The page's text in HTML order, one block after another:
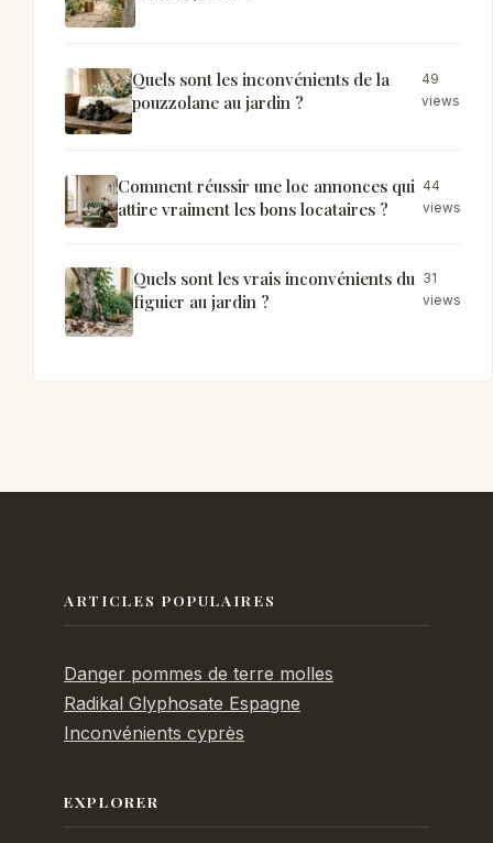
Quels sont les inconvénients de la
pouzzolane au jardin ?
49
views
Comment réussir une loc annonces qui
attire vraiment les bons locataires ?
44
views
Quels sont les vrais inconvénients du
figuier au jardin ?
31
views
ARTICLES POPULAIRES
Danger pommes de terre molles
Radikal Glyphosate Espagne
Inconvénients cyprès
EXPLORER